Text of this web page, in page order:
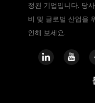
정된 기업입니다. 당
비 및 글로벌 산업을
인해 보세요.